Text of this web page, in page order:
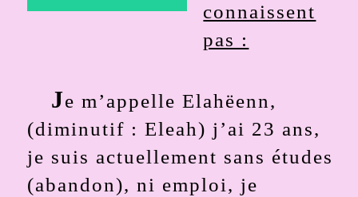
connaissent
pas :
Je m’appelle Elahëenn,
(diminutif : Eleah) j’ai 23 ans,
je suis actuellement sans études
(abandon), ni emploi, je